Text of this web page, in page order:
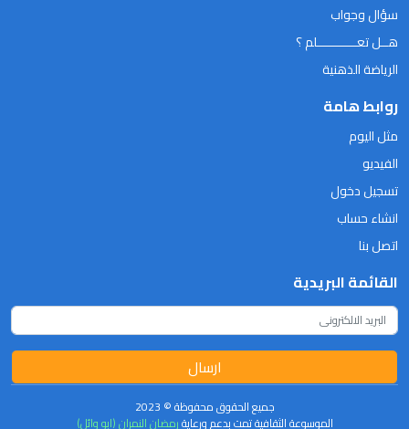
سؤال وجواب
هــل تعـــــــــــلم ؟
الرياضة الذهنية
روابط هامة
مثل اليوم
الفيديو
تسجيل دخول
انشاء حساب
اتصل بنا
القائمة البريدية
ارسال
جميع الحقوق محفوظة © 2023
الموسوعة الثقافية تمت بدعم ورعايةرمضان النمران (ابو وائل)